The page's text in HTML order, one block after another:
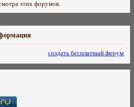
этих форумов.
создать бесплатный форум